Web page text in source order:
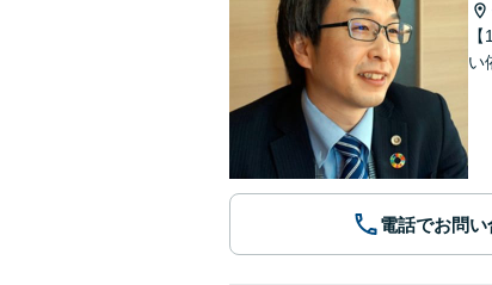
い
電話でお問い